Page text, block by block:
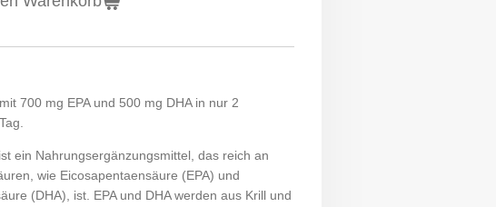
700 mg EPA und 500 mg DHA in nur 2
ein Nahrungsergänzungsmittel, das reich an
wie Eicosapentaensäure (EPA) und
(DHA), ist. EPA und DHA werden aus Krill und